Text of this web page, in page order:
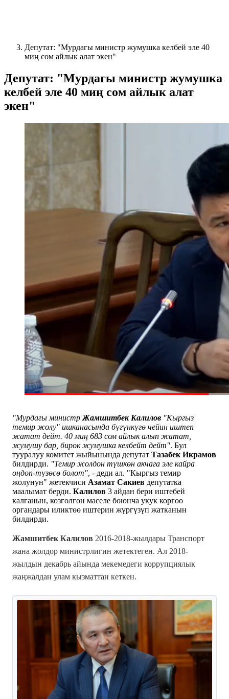
Депутат: "Мурдагы министр жумушка келбей эле 40
миң сом айлык алат экен"
Депутат: "Мурдагы министр жумушка
келбей эле 40 миң сом айлык алат
экен"
"Мурдагы министр Жамшитбек Калилов "Кыргыз
темир жолу" ишканасында бүгүнкүгө чейин иштеп
жатат дейт. 40 миң 683 сом айлык алып жатат,
жумушу бар, бирок жумушка келбейт дейт". Бул
тууралуу комитет жыйынында депутат Тазабек Икрамов
билдирди. "Темир жолдон түшкөн акчага эле кайра
оңдоп-түзөсө болот", - деди ал. "Кыргыз темир
жолунун" жетекчиси Азамат Сакиев депутатка
маалымат берди. Калилов 3 айдан бери иштебей
калганын, козголгон маселе боюнча укук коргоо
органдары иликтөө иштерин жүргүзүп жатканын
билдирди.
Жамшитбек Калилов 2016-2018-жылдары Транспорт
жана жолдор министрлигин жетектеген. Ал 2018-
жылдын декабрь айында мекемедеги коррупциялык
жаңжалдан улам кызматтан кеткен.